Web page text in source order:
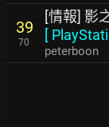
39
70
[情報] 影
[
peterboon